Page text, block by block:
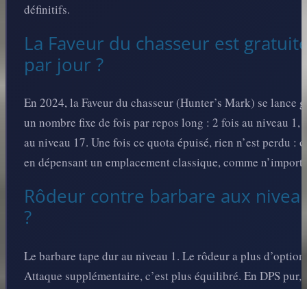
définitifs.
La Faveur du chasseur est
par jour ?
En 2024, la Faveur du chasseur (Hunter’s Mark) se lance
un nombre fixe de fois par repos long : 2 fois au niveau 1,
au niveau 17. Une fois ce quota épuisé, rien n’est perdu :
en dépensant un emplacement classique, comme
Rôdeur contre barbare aux
?
Le barbare tape dur au niveau 1. Le rôdeur a plus
Attaque supplémentaire, c’est plus équilibré. En DPS pur,